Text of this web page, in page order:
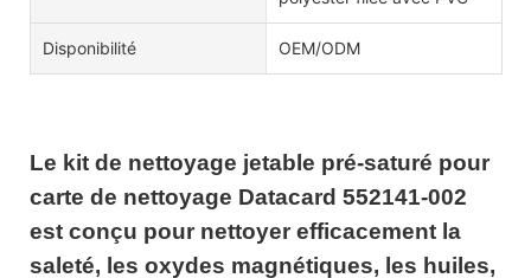
Disponibilité OEM/ODM
Le kit de nettoyage jetable pré-saturé pour
carte de nettoyage Datacard 552141-002
est conçu pour nettoyer efficacement la
saleté, les oxydes magnétiques, les huiles,